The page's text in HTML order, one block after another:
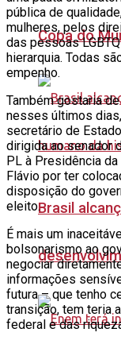
Copa do
Brasil
pública de
mulheres, pelos
das pessoas
hierarquia. Todas
empenho.
Também gostaria
nesses últimos
secretário de
dirigida ao senador
PL à Presidência
Flávio por ter
disposição do
eleito.
É mais um
bolsonarismo ao
negociar
informações
futura – que tenho
transição, tem teria
federal e das